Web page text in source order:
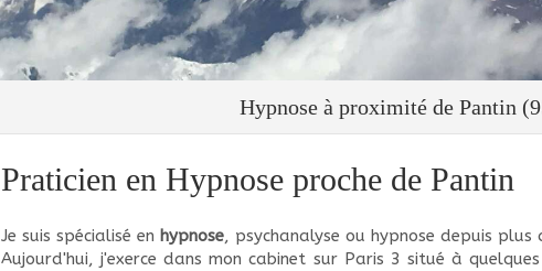
Hypnose à proximité de Pantin
Praticien en Hypnose proche de Pantin
Je suis spécialisé en hypnose, psychanalyse ou hypnose depuis plus
Aujourd'hui, j'exerce dans mon cabinet sur Paris 3 situé à